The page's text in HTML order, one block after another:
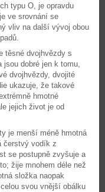
typu O, je opravdu
ve srovnání se
vliv na další vývoj obou
těsné dvojhvězdy s
dobré jen k tomu,
dvojhvězdy, dvojité
ukazuje, že takové
hmotné
jejich život je od
je menší méně hmotná
čerstvý vodík z
se postupně zvyšuje a
žije mnohem déle než
složka naopak
svou vnější obálku